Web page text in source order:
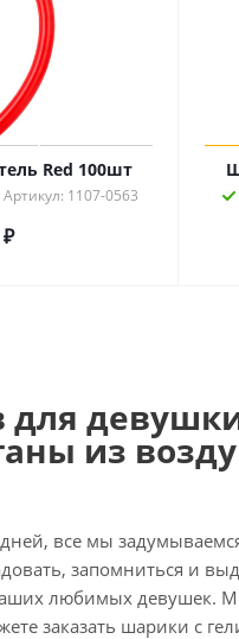
Red 100шт
Артикул: 1107-0563
для
из
все мы
запомниться и
любимых девушек.
заказать шарики с